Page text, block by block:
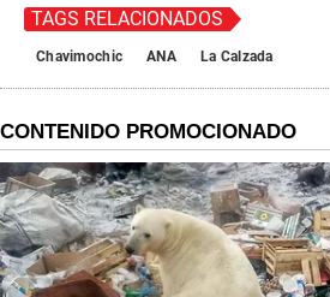
TAGS RELACIONADOS
Chavimochic ANA La Calzada